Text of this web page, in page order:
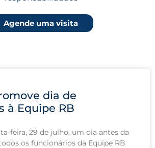
Agende uma visita
dia de
à Equipe RB
feira, 29 de julho, um dia antes da
os funcionários da Equipe RB